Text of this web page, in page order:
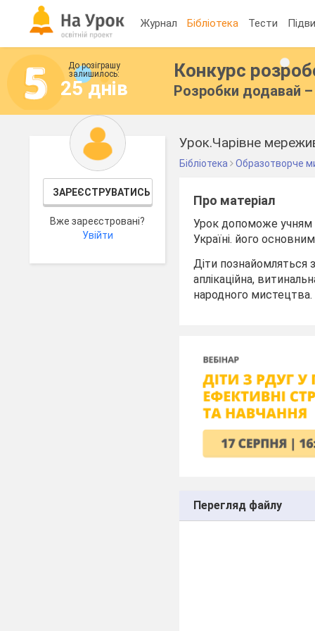
Журнал Бібліотека Тести
До розіграшу
залишилось:
25 днів
Конкурс
Розробки додавай –
ЗАРЕЄСТРУВАТИСЬ
Вже зареєстровані?
Увійти
Урок.Чарівне
Бібліотека Образотворче
Про матеріал
Урок допоможе учням
Україні. його
Діти познайомляться
аплікаційна,
народного мистецтва.
Перегляд файлу